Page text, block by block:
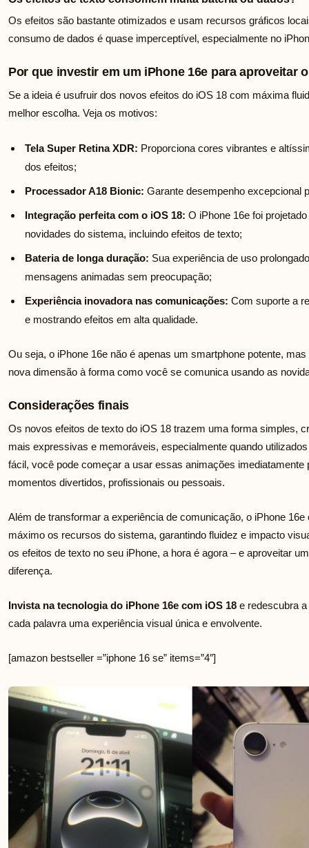
Os efeitos são bastante otimizados e usam recursos gráficos
consumo de dados é quase imperceptível, especialmente no
Por que investir em um iPhone 16e para aproveitar
Se a ideia é usufruir dos novos efeitos do iOS 18 com máxima
melhor escolha. Veja os motivos:
Tela Super Retina XDR: Proporciona cores vibrantes e
dos efeitos;
Processador A18 Bionic: Garante desempenho excepcional
Integração perfeita com o iOS 18: O iPhone 16e foi
novidades do sistema, incluindo efeitos de texto;
Bateria de longa duração: Sua experiência de uso
mensagens animadas sem preocupação;
Experiência inovadora nas comunicações: Com suporte a
e mostrando efeitos em alta qualidade.
Ou seja, o iPhone 16e não é apenas um smartphone potente,
nova dimensão à forma como você se comunica usando as
Considerações finais
Os novos efeitos de texto do iOS 18 trazem uma forma simples,
mais expressivas e memoráveis, especialmente quando
fácil, você pode começar a usar essas animações
momentos divertidos, profissionais ou pessoais.
Além de transformar a experiência de comunicação, o iPhone
máximo os recursos do sistema, garantindo fluidez e impacto
os efeitos de texto no seu iPhone, a hora é agora – e aproveitar
diferença.
Invista na tecnologia do iPhone 16e com iOS 18 e redescubra
cada palavra uma experiência visual única e envolvente.
[amazon bestseller =”iphone 16 se” items=”4″]